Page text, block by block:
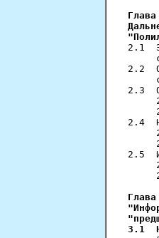
2.1
2.2
2.3
2.4
2.5
3.1